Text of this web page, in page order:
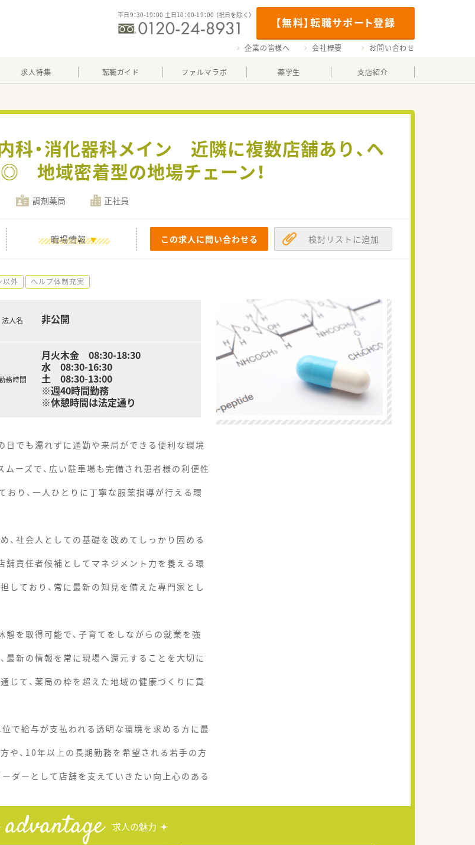
【無料】転職サポート登録
平日9：30-19：00 土日10：00-19：00 （祝日を除く）
企業の皆様へ 会社概要 お問い合わせ
求人特集 転職ガイド ファルマラボ 薬学生 支店紹介
・消化器科メイン 近隣に複数店舗あり、ヘ
地域密着型の地場チェーン！
調剤薬局 正社員
職場情報 この求人に問い合わせる 検討リストに追加
以外 ヘルプ体制充実
法人名 非公開
務時間
月火木金 08:30-18:30
水 08:30-16:30
土 08:30-13:00
※週40時間勤務
※休憩時間は法定通り
でも濡れずに通勤や来局ができる便利な環境
ーズで、広い駐車場も完備され患者様の利便性
り、一人ひとりに丁寧な服薬指導が行える環
社会人としての基礎を改めてしっかり固める
責任者候補としてマネジメント力を養える環
ており、常に最新の知見を備えた専門家とし
を取得可能で、子育てをしながらの就業を強
新の情報を常に現場へ還元することを大切に
て、薬局の枠を超えた地域の健康づくりに貢
で給与が支払われる透明な環境を求める方に最
、10年以上の長期勤務を希望される若手の方
ダーとして店舗を支えていきたい向上心のある
advantage 求人の魅力